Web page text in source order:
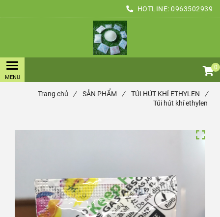
HOTLINE: 0963502939
0
Trang chủ / SẢN PHẨM / TÚI HÚT KHÍ ETHYLEN
/
Túi hút khí ethylen